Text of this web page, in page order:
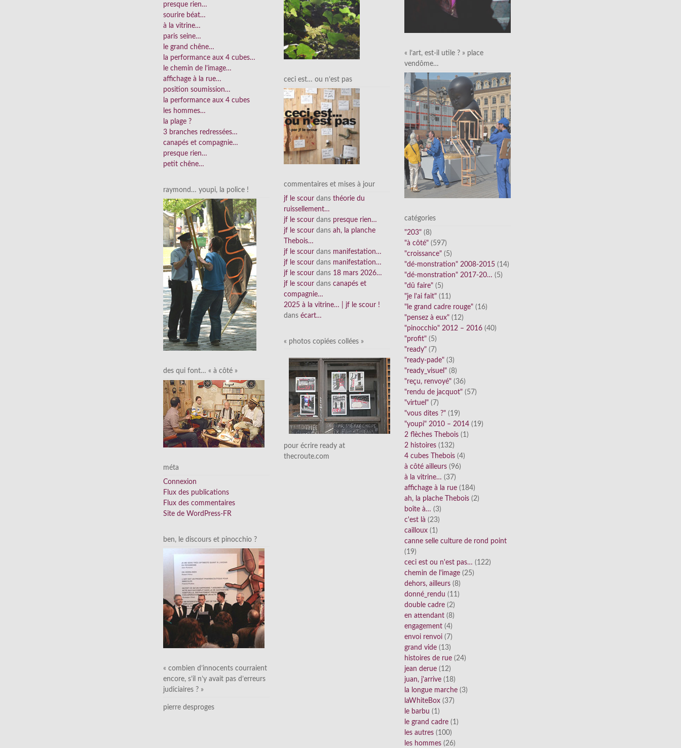
presque rien…
sourire béat…
à la vitrine…
paris seine…
le grand chêne…
la performance aux 4 cubes…
le chemin de l’image…
affichage à la rue…
position soumission…
la performance aux 4 cubes
les hommes…
la plage ?
3 branches redressées…
canapés et compagnie…
presque rien…
petit chêne…
raymond… youpi, la police !
des qui font… « à côté »
méta
Connexion
Flux des publications
Flux des commentaires
Site de WordPress-FR
ben, le discours et pinocchio ?
« combien d’innocents courraient
encore, s’il n’y avait pas d’erreurs
judiciaires ? »
pierre desproges
ceci est… ou n’est pas
commentaires et mises à jour
jf le scour dans théorie du
ruissellement…
jf le scour dans presque rien…
jf le scour dans ah, la planche
Thebois…
jf le scour dans manifestation…
jf le scour dans manifestation…
jf le scour dans 18 mars 2026…
jf le scour dans canapés et
compagnie…
2025 à la vitrine… | jf le scour !
dans écart…
« photos copiées collées »
pour écrire ready at
thecroute.com
« l’art, est-il utile ? » place
vendôme…
catégories
"203" (8)
"à côté" (597)
"croissance" (5)
"dé-monstration" 2008-2015 (14)
"dé-monstration" 2017-20… (5)
"dû faire" (5)
"je l'ai fait" (11)
"le grand cadre rouge" (16)
"pensez à eux" (12)
"pinocchio" 2012 – 2016 (40)
"profit" (5)
"ready" (7)
"ready-pade" (3)
"ready_visuel" (8)
"reçu, renvoyé" (36)
"rendu de jacquot" (57)
"virtuel" (7)
"vous dites ?" (19)
"youpi" 2010 – 2014 (19)
2 flèches Thebois (1)
2 histoires (132)
4 cubes Thebois (4)
à côté ailleurs (96)
à la vitrine… (37)
affichage à la rue (184)
ah, la plache Thebois (2)
boîte à… (3)
c'est là (23)
cailloux (1)
canne selle culture de rond point
(19)
ceci est ou n'est pas… (122)
chemin de l'image (25)
dehors, ailleurs (8)
donné_rendu (11)
double cadre (2)
en attendant (8)
engagement (4)
envoi renvoi (7)
grand vide (13)
histoires de rue (24)
jean derue (12)
juan, j'arrive (18)
la longue marche (3)
laWhiteBox (37)
le barbu (1)
le grand cadre (1)
les autres (100)
les hommes (26)